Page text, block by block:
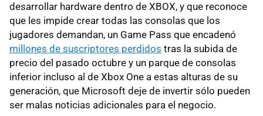
desarrollar hardware dentro de XBOX, y que reconoce
que les impide crear todas las consolas que los
jugadores demandan, un Game Pass que encadenó
millones de suscriptores perdidos tras la subida de
precio del pasado octubre y un parque de consolas
inferior incluso al de Xbox One a estas alturas de su
generación, que Microsoft deje de invertir sólo pueden
ser malas noticias adicionales para el negocio.